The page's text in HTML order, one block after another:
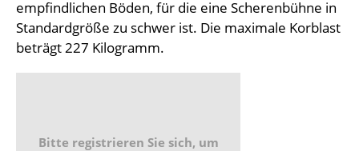
empfindlichen Böden, für die eine Scherenbühne in
Standardgröße zu schwer ist. Die maximale Korblast
beträgt 227 Kilogramm.
Bitte registrieren Sie sich, um